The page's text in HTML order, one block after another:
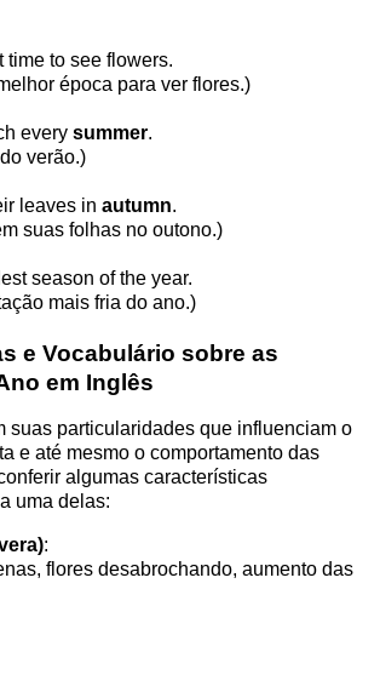
time to see flowers.
época para ver flores.)
every summer.
verão.)
leaves in autumn.
suas folhas no outono.)
season of the year.
mais fria do ano.)
e Vocabulário sobre as
em Inglês
suas particularidades que influenciam o
e até mesmo o comportamento das
algumas características
uma delas:
:
flores desabrochando, aumento das